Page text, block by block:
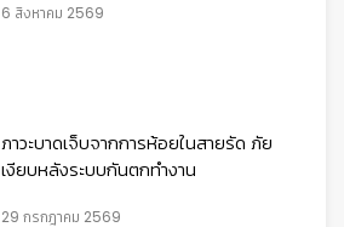
6 สิงหาคม 2569
ภาวะบาดเจ็บจากการห้อยในสายรัด ภัย
เงียบหลังระบบกันตกทำงาน
29 กรกฎาคม 2569